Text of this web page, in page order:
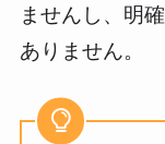
ませんし、明
ありません。